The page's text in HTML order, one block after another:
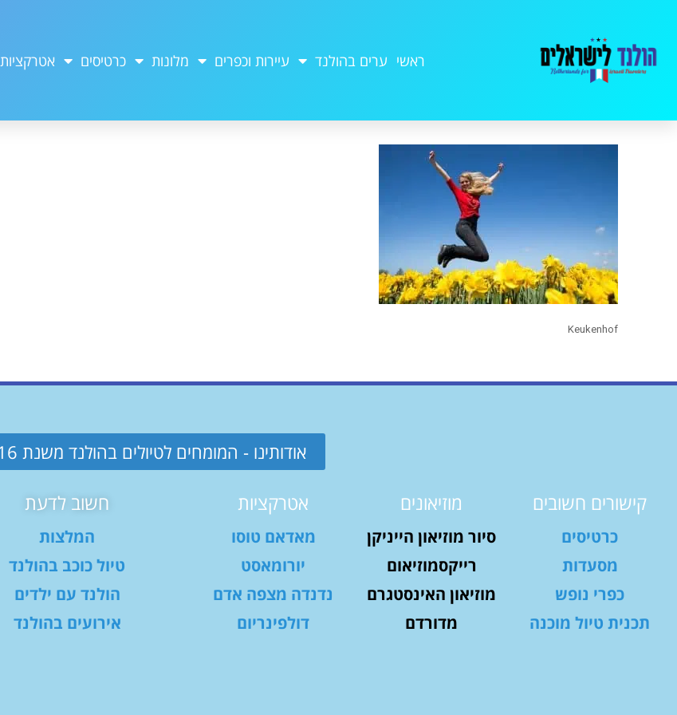
ראשי ערים בהולנד עיירות וכפרים מלונות כרטיסים אטרקציות
Keukenhof
אודותינו - המומחים לטיולים בהולנד משנת 2016
קישורים חשובים
כרטיסים
מסעדות
כפרי נופש
תכנית טיול מוכנה
מוזיאונים
סיור מוזיאון הייניקן
רייקסמוזיאום
מוזיאון האינסטגרם
מדורדם
אטרקציות
מאדאם טוסו
יורומאסט
נדנדה מצפה אדם
דולפינריום
חשוב לדעת
המלצות
טיול כוכב בהולנד
הולנד עם ילדים
אירועים בהולנד